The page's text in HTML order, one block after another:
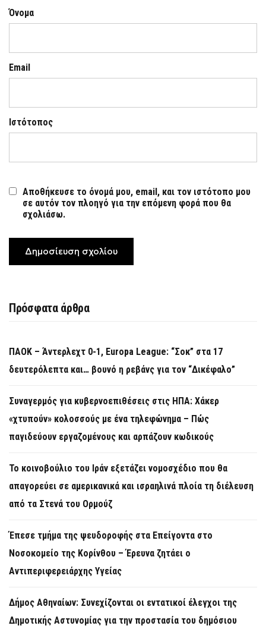
Όνομα
Email
Ιστότοπος
Αποθήκευσε το όνομά μου, email, και τον ιστότοπο μου
σε αυτόν τον πλοηγό για την επόμενη φορά που θα
σχολιάσω.
Πρόσφατα άρθρα
ΠΑΟΚ – Άντερλεχτ 0-1, Europa League: “Σοκ” στα 17
δευτερόλεπτα και… βουνό η ρεβάνς για τον “Δικέφαλο”
Συναγερμός για κυβερνοεπιθέσεις στις ΗΠΑ: Χάκερ
«χτυπούν» κολοσσούς με ένα τηλεφώνημα – Πώς
παγιδεύουν εργαζομένους και αρπάζουν κωδικούς
Το κοινοβούλιο του Ιράν εξετάζει νομοσχέδιο που θα
απαγορεύει σε αμερικανικά και ισραηλινά πλοία τη διέλευση
από τα Στενά του Ορμούζ
Έπεσε τμήμα της ψευδοροφής στα Επείγοντα στο
Νοσοκομείο της Κορίνθου – Έρευνα ζητάει ο
Αντιπεριφερειάρχης Υγείας
Δήμος Αθηναίων: Συνεχίζονται οι εντατικοί έλεγχοι της
Δημοτικής Αστυνομίας για την προστασία του δημόσιου